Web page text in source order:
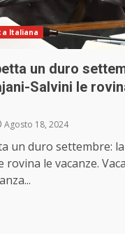
Italiana
un duro
Salvini le
Agosto 18, 2024
un duro settembre:
rovina le vacanze.